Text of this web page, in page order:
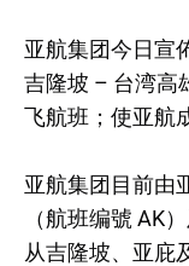
亚航集团今日宣
吉隆坡 – 台湾高
飞航班；使亚航
亚航集团目前由
（航班编號 AK
从吉隆坡、亚庇